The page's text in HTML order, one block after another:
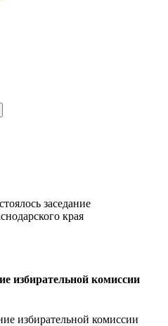
заседание
края
избирательной комиссии